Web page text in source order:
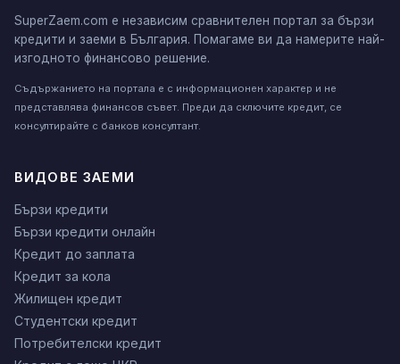
SuperZaem.com е независим сравнителен портал за бързи
кредити и заеми в България. Помагаме ви да намерите най-
изгодното финансово решение.
Съдържанието на портала е с информационен характер и не
представлява финансов съвет. Преди да сключите кредит, се
консултирайте с банков консултант.
ВИДОВЕ ЗАЕМИ
Бързи кредити
Бързи кредити онлайн
Кредит до заплата
Кредит за кола
Жилищен кредит
Студентски кредит
Потребителски кредит